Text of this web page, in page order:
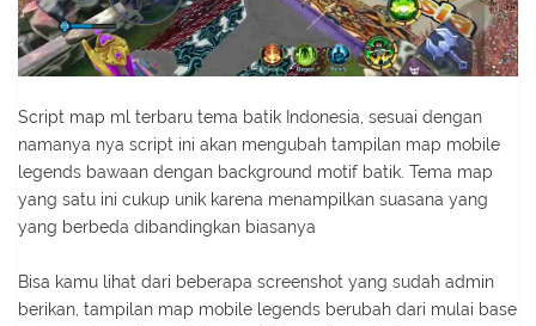
Script map ml terbaru tema batik Indonesia, sesuai dengan
namanya nya script ini akan mengubah tampilan map mobile
legends bawaan dengan background motif batik. Tema map
yang satu ini cukup unik karena menampilkan suasana yang
yang berbeda dibandingkan biasanya
Bisa kamu lihat dari beberapa screenshot yang sudah admin
berikan, tampilan map mobile legends berubah dari mulai base